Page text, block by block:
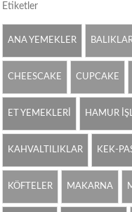
Etiketler
ANA YEMEKLER
CHEESCAKE CUPCAKE
ET YEMEKLERİ HAMUR
KAHVALTILIKLAR KEK-
KÖFTELER MAKARNA